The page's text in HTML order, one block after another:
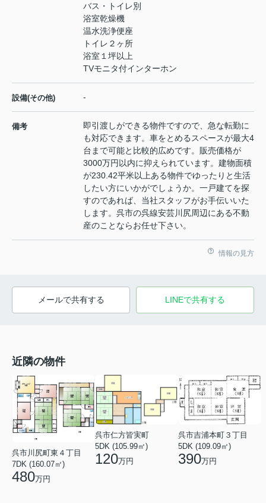
バス・トイレ別
浴室乾燥機
温水洗浄便座
トイレ２ヶ所
浴室１坪以上
TVモニタ付インターホン
設備(その他) -
備考
即引渡しができる物件ですので、急な転勤に
も対応できます。車をとめるスペースが最大4
台まで可能と比較的広めです。販売価格が
3000万円以内に抑えられています。建物面積
が230.42平米以上ある物件でゆったりと生活
したい方にいかがでしょうか。一戸建てを探
すのであれば、当社スタッフがお手伝いいた
します。呉市の呉線安芸川尻周辺にある不動
産のことならお任せ下さい。
情報の見方
メールで共有する LINEで共有する
近隣の物件
呉市川尻町東４丁目
7DK (160.07㎡)
480万円
呉市仁方皆実町
5DK (105.99㎡)
120万円
呉市吉浦本町３丁目
5DK (109.09㎡)
390万円